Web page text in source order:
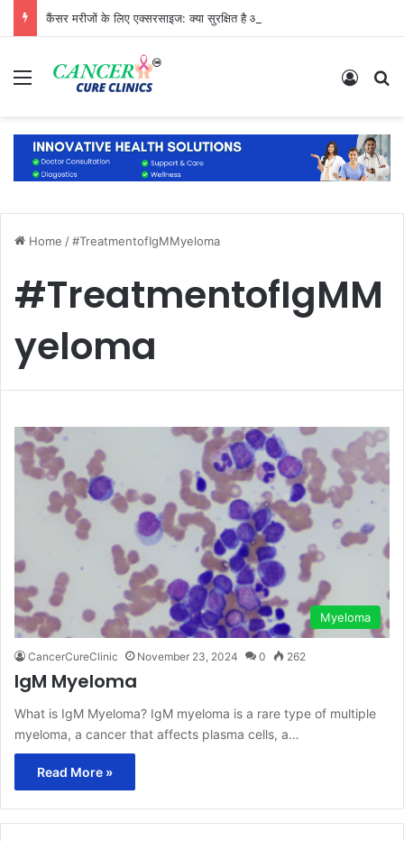
कैंसर मरीजों के लिए एक्सरसाइज: क्या सुरक्षित है और क्या नहीं?
Menu Log In
Home /#TreatmentofIgMMyeloma
#TreatmentofIgMM
yeloma
Myeloma
CancerCureClinic November 23, 2024 0 262
IgM Myeloma
What is IgM Myeloma? IgM myeloma is a rare type of multiple
myeloma, a cancer that affects plasma cells, a…
Read More »